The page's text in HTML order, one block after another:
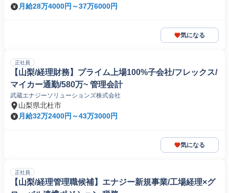
月給28万4000円～37万6000円
気になる
正社員
【山梨/経理財務】プライム上場100%子会社/フレックス/
マイカー通勤/580万~ 管理会計
武蔵エナジーソリューションズ株式会社
山梨県北杜市
月給32万2400円～43万3000円
気になる
正社員
【山梨/経理管理職候補】エナジー新規事業/工場経理×グ